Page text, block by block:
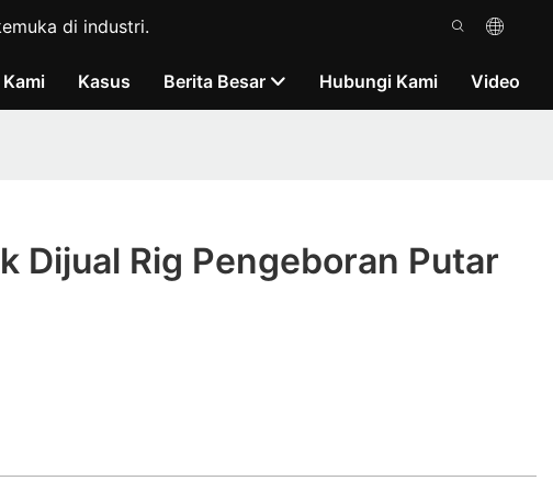
di industri.
Kasus Berita Besar Hubungi Kami Video
Dijual Rig Pengeboran Putar